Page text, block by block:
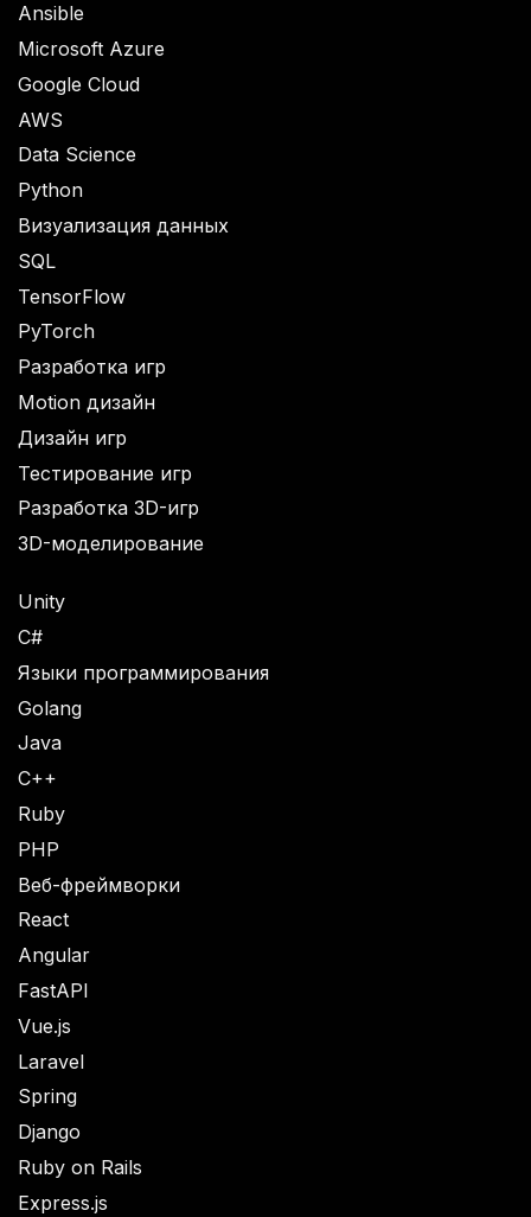
Ansible
Microsoft Azure
Google Cloud
AWS
Data Science
Python
Визуализация данных
SQL
TensorFlow
PyTorch
Разработка игр
Motion дизайн
Дизайн игр
Тестирование игр
Разработка 3D-игр
3D-моделирование
Unity
C#
Языки программирования
Golang
Java
C++
Ruby
PHP
Веб-фреймворки
React
Angular
FastAPI
Vue.js
Laravel
Spring
Django
Ruby on Rails
Express.js